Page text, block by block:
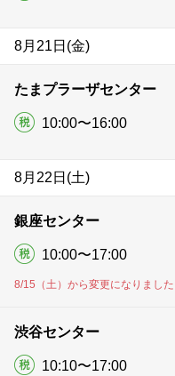
8月21日(金)
たまプラーザセンター
10:00〜16:00
8月22日(土)
銀座センター
10:00〜17:00
8/15（土）から変更になりました
渋谷センター
10:10〜17:00